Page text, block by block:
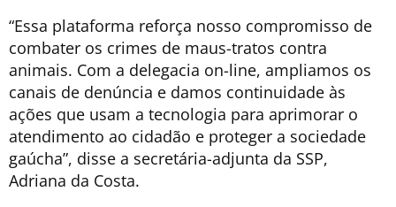
“Essa plataforma reforça nosso compromisso de
combater os crimes de maus-tratos contra
animais. Com a delegacia on-line, ampliamos os
canais de denúncia e damos continuidade às
ações que usam a tecnologia para aprimorar o
atendimento ao cidadão e proteger a sociedade
gaúcha”, disse a secretária-adjunta da SSP,
Adriana da Costa.